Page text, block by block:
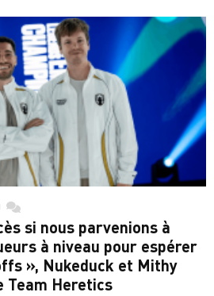
commentaires
si nous parvenions à
à niveau pour espérer
», Nukeduck et Mithy
Team Heretics